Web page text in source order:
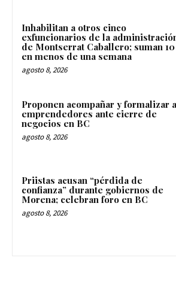
Inhabilitan a otros cinco
exfuncionarios de la
de Montserrat Caballero; suman 10
en menos de una semana
agosto 8, 2026
Proponen acompañar y formalizar a
emprendedores ante cierre de
negocios en BC
agosto 8, 2026
Priistas acusan “pérdida de
confianza” durante gobiernos de
Morena; celebran foro en BC
agosto 8, 2026